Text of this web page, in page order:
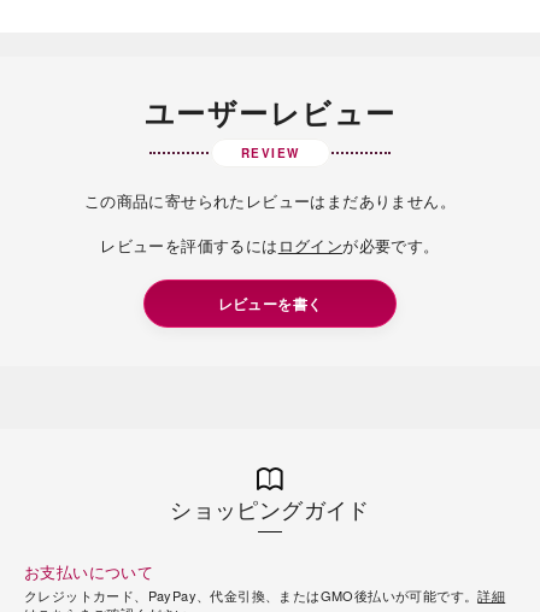
ユーザーレビュー
REVIEW
この商品に寄せられたレビューはまだありません。
レビューを評価するには ログインが必要です。
レビューを書く
ショッピングガイド
お支払いについて
クレジットカード、PayPay、代金引換、またはGMO後払いが可能です。詳細